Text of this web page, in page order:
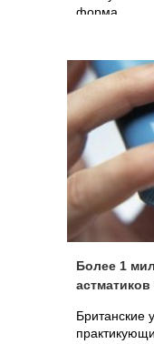
форма
Более 1
Британские